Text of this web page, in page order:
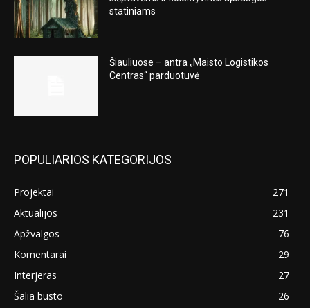
statiniams
Šiauliuose – antra „Maisto Logistikos
Centras“ parduotuvė
POPULIARIOS KATEGORIJOS
Projektai
271
Aktualijos
231
Apžvalgos
76
Komentarai
29
Interjeras
27
Šalia būsto
26